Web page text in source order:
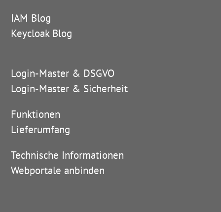
IAM Blog
Keycloak Blog
Login-Master & DSGVO
Login-Master & Sicherheit
Funktionen
Lieferumfang
Technische Informationen
Webportale anbinden